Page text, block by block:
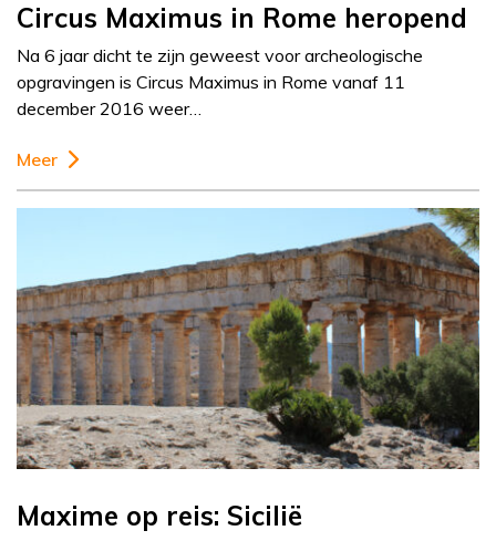
Circus Maximus in Rome heropend
Na 6 jaar dicht te zijn geweest voor archeologische
opgravingen is Circus Maximus in Rome vanaf 11
december 2016 weer…
Meer
Maxime op reis: Sicilië